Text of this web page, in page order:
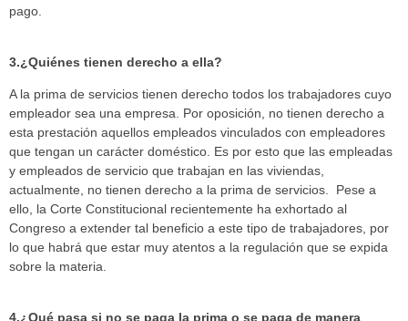
pago.
3.¿Quiénes tienen derecho a ella?
A la prima de servicios tienen derecho todos los trabajadores cuyo
empleador sea una empresa. Por oposición, no tienen derecho a
esta prestación aquellos empleados vinculados con empleadores
que tengan un carácter doméstico. Es por esto que las empleadas
y empleados de servicio que trabajan en las viviendas,
actualmente, no tienen derecho a la prima de servicios. Pese a
ello, la Corte Constitucional recientemente ha exhortado al
Congreso a extender tal beneficio a este tipo de trabajadores, por
lo que habrá que estar muy atentos a la regulación que se expida
sobre la materia.
4.¿Qué pasa si no se paga la prima o se paga de manera